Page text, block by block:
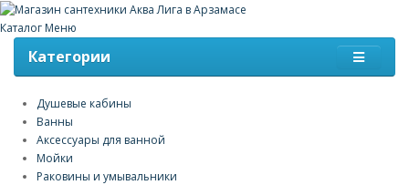
Каталог Меню
Категории
Душевые кабины
Ванны
Аксессуары для ванной
Мойки
Раковины и умывальники